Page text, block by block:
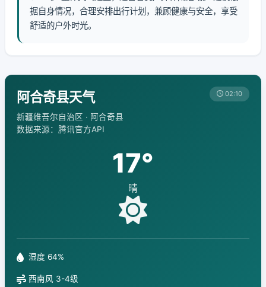
据自身情况，合理安排出行计划，兼顾健康与安全，享受
舒适的户外时光。
阿合奇县天气
新疆维吾尔自治区 · 阿合奇县
数据来源：腾讯官方API
02:10
17°
晴
湿度 64%
西南风 3-4级